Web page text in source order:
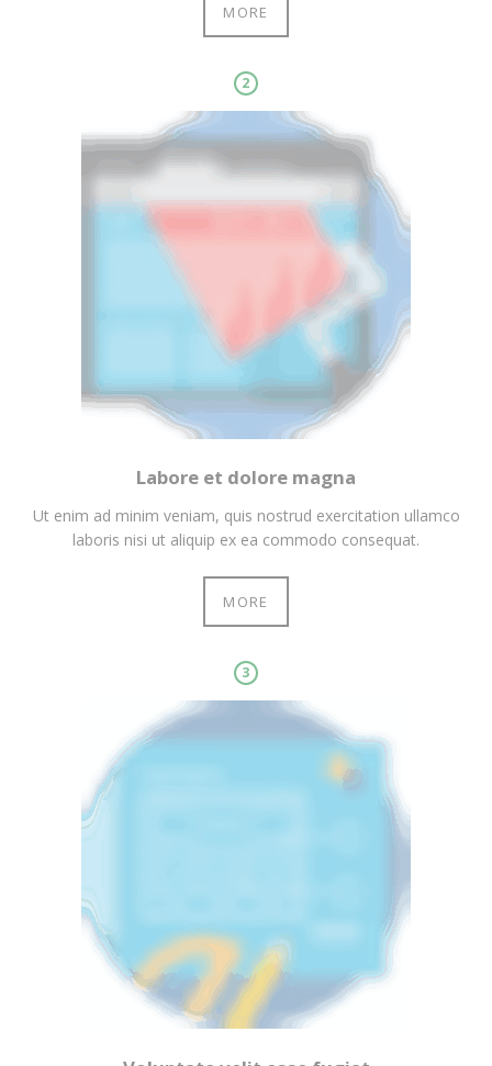
MORE
2
Labore et dolore magna
Ut enim ad minim veniam, quis nostrud exercitation ullamco
laboris nisi ut aliquip ex ea commodo consequat.
MORE
3